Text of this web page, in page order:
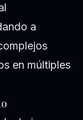
a
en múltiples